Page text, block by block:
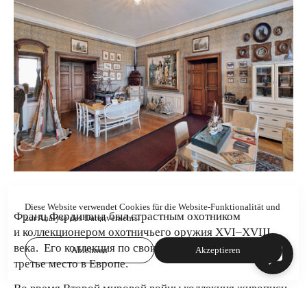
Франц Фердинанд был страстным охотником
и коллекционером охотничьего оружия XVI–XVIII
века. Его коллекция по своим размерам занимает
третье место в Европе.
Diese Website verwendet Cookies für die Website-Funktionalität und
zur Analyse des Datenverkehrs.
Ablehnen Akzeptieren